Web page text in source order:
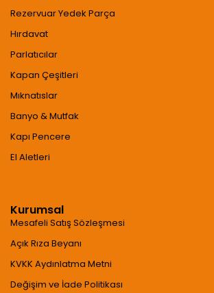
Rezervuar Yedek Parça
Hırdavat
Parlatıcılar
Kapan Çeşitleri
Mıknatıslar
Banyo & Mutfak
Kapı Pencere
El Aletleri
Kurumsal
Mesafeli Satış Sözleşmesi
Açık Rıza Beyanı
KVKK Aydınlatma Metni
Değişim ve İade Politikası